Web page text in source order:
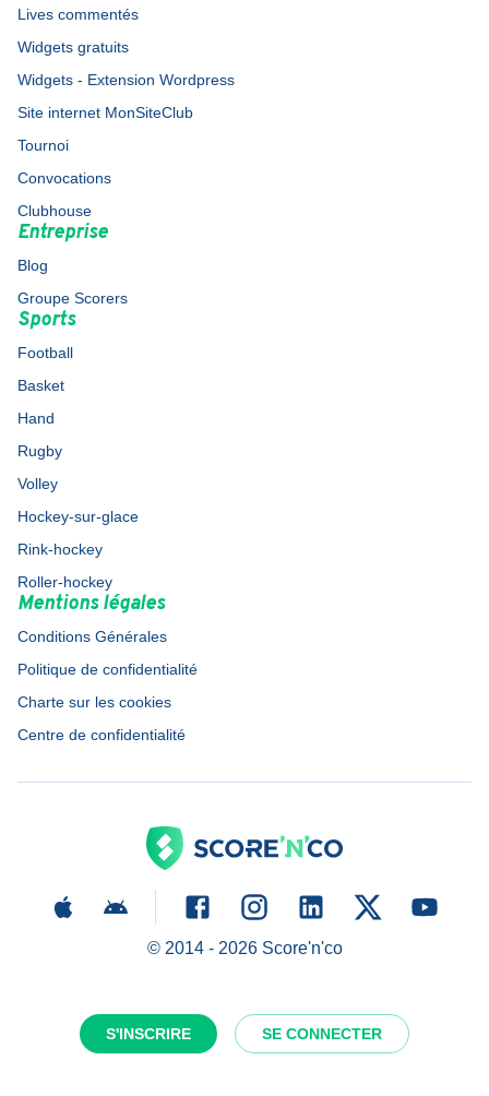
S'INSCRIRE SE CONNECTER
Lives commentés
Widgets gratuits
Widgets - Extension Wordpress
Site internet MonSiteClub
Tournoi
Convocations
Clubhouse
Entreprise
Blog
Groupe Scorers
Sports
Football
Basket
Hand
Rugby
Volley
Hockey-sur-glace
Rink-hockey
Roller-hockey
Mentions légales
Conditions Générales
Politique de confidentialité
Charte sur les cookies
Centre de confidentialité
© 2014 - 2026Score'n'co